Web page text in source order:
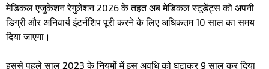
मेडिकल एजुकेशन रेगुलेशन 2026 के तहत अब मेडिकल स्टूडेंट्स को अपनी
डिग्री और अनिवार्य इंटर्नशिप पूरी करने के लिए अधिकतम 10 साल का समय
दिया जाएगा।
इससे पहले साल 2023 के नियमों में इस अवधि को घटाकर 9 साल कर दिया